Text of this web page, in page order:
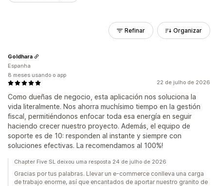
Refinar Organizar
22 de julho de 2026
Como dueñas de negocio, esta aplicación nos soluciona la
vida literalmente. Nos ahorra muchísimo tiempo en la gestión
fiscal, permitiéndonos enfocar toda esa energía en seguir
haciendo crecer nuestro proyecto. Además, el equipo de
soporte es de 10: responden al instante y siempre con
soluciones efectivas. La recomendamos al 100%!
Goldhara
Espanha
8 meses usando o app
Chapter Five SL deixou uma resposta 24 de julho de 2026
Gracias por tus palabras. Llevar un e-commerce conlleva una carga
de trabajo enorme, así que encantados de aportar nuestro granito de